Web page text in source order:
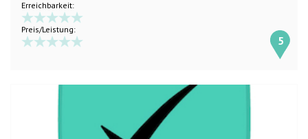
Erreichbarkeit:
Preis/Leistung:
5